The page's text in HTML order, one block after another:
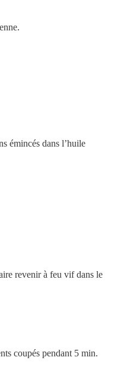
émincés dans l’huile
revenir à feu vif dans le
coupés pendant 5 min.